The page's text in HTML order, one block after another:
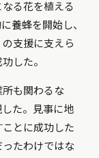
る花を植える
養蜂を開始し、
支援に支えら
した。
も関わるな
た。見事に地
とに成功した
たわけではな